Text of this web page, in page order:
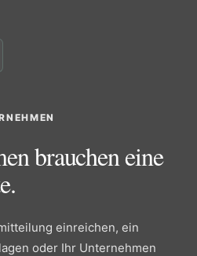
brauchen eine
einreichen, ein
oder Ihr Unternehmen